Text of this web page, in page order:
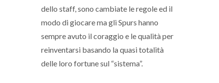
dello staff, sono cambiate le regole ed il
modo di giocare ma gli Spurs hanno
sempre avuto il coraggio e le qualità per
reinventarsi basando la quasi totalità
delle loro fortune sul “sistema”.